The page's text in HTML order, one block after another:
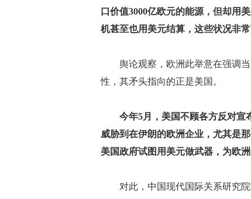
口价值3000亿欧元的能源，但却用
机甚至也用美元结算，这些状况非常
舆论观察，欧洲此举意在强调当
性，其矛头指向的正是美国。
今年5月，美国不顾各方反对宣
威胁到在伊朗的欧洲企业，尤其是
美国政府试图用美元做武器，为欧
对此，中国现代国际关系研究院